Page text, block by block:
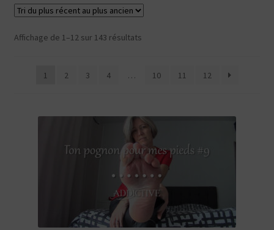
Custom
Web
Affichage de 1–12 sur 143 résultatsTrié
récent
ancien
1 2 3 4 … 10 11 12